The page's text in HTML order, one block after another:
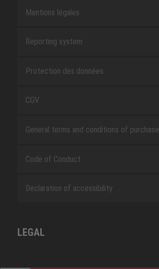
Mentions légales
Reporting system
Protection des données
CGV
General terms and conditions of purchase
Code of Conduct
Declaration of accessibility
LEGAL